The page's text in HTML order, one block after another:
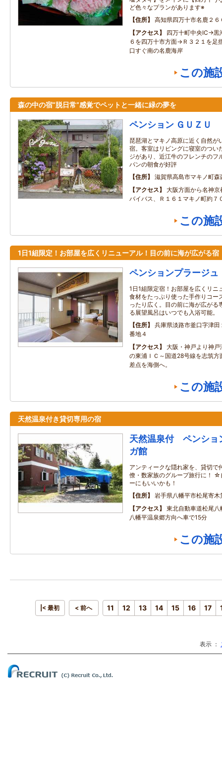
ど色々なプランがあります※
住所
高知県四万十市名鹿２６
アクセス
四万十町中央IC→
６を四万十市方面→Ｒ３２１を足
口すぐ南の名鹿海岸
この施
森の中の宿“脱日常”感覚でペットと一緒に緑の夢を
ペンション ＧＵＺＵ
琵琶湖とマキノ高原に近く自然が
宿。客室はリビングに寝室のつい
ジがあり、近江牛のフレンチのフ
パンの朝食が好評
住所
滋賀県高島市マキノ町森
アクセス
大阪方面から名神
バイバス、Ｒ１６１マキノ町約７
この施
1日1組限定！お部屋を広くリニューアル！目の前に海が広がる宿
ペンションプラージュ
1日1組限定宿！お部屋を広くリニ
食材をたっぷり使った手作りコ
ったり広く。目の前に海が広がる
る展望風呂はいつでも入浴可能。
住所
兵庫県淡路市釜口字津
番地４
アクセス
大阪・神戸より神
の東浦ＩＣ～国道28号線を志筑方
差点を海側へ。
この施
天然温泉付き貸切専用の宿
天然温泉付 ペンシ
ガ館
アンティークな隠れ家を、貸切で
僚・数家族のグループ旅行に！
ーにもいいかも！
住所
岩手県八幡平市松尾寄
アクセス
東北自動車道松尾
八幡平温泉郷方向へ車で15分
この施
|< 最初 < 前へ 11 12 13 14 15 16 17
表示 ：